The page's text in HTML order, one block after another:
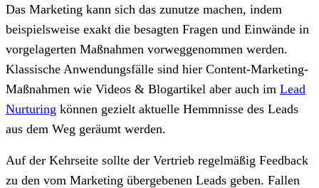
Das Marketing kann sich das zunutze machen, indem
beispielsweise exakt die besagten Fragen und Einwände in
vorgelagerten Maßnahmen vorweggenommen werden.
Klassische Anwendungsfälle sind hier Content-Marketing-
Maßnahmen wie Videos & Blogartikel aber auch im Lead
Nurturing können gezielt aktuelle Hemmnisse des Leads
aus dem Weg geräumt werden.
Auf der Kehrseite sollte der Vertrieb regelmäßig Feedback
zu den vom Marketing übergebenen Leads geben. Fallen